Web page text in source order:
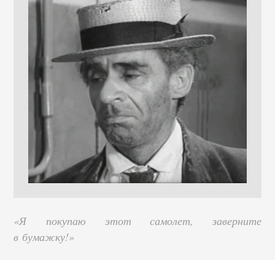
«Я покупаю этот самолет, заверните
в бумажку!»